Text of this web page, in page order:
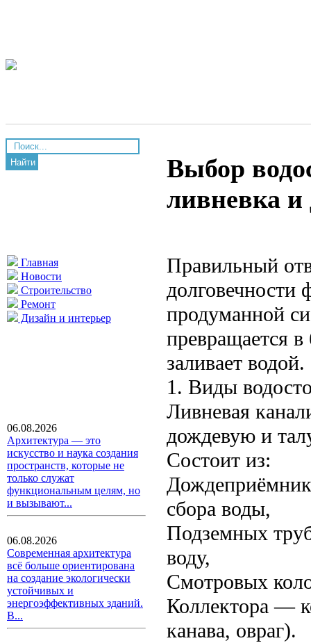
Найти
Главная
Новости
Строительство
Ремонт
Дизайн и интерьер
06.08.2026
Архитектура — это
искусство и наука создания
пространств, которые не
только служат
функциональным целям, но
и вызывают...
06.08.2026
Современная архитектура
всё больше ориентирована
на создание экологически
устойчивых и
энергоэффективных зданий.
В...
Выбор
ливневка
Правильный
долговечности
продуманной
превращается
заливает водой.
1. Виды
Ливневая
дождевую и
Состоит из:
сбора воды,
Подземных
воду,
Смотровых
Коллектора —
канава, овраг).